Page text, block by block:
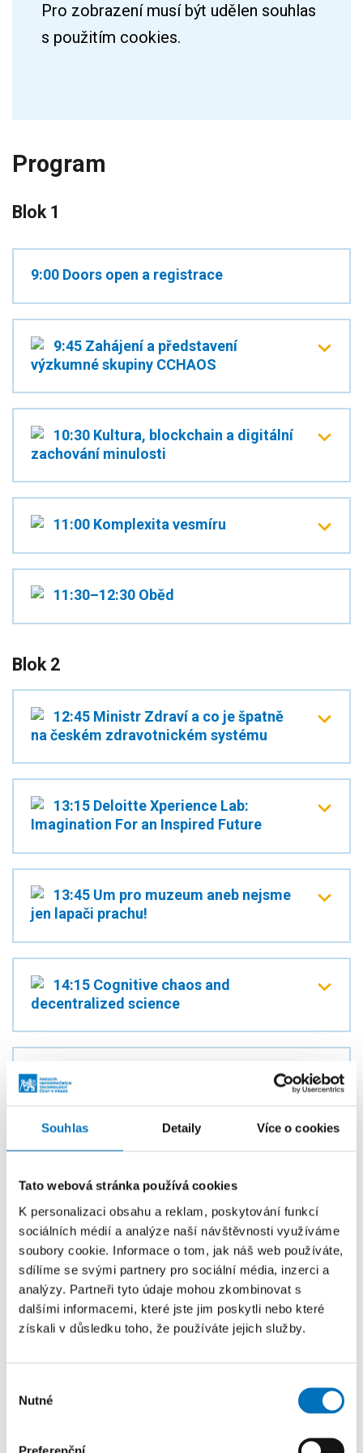
Souhlas Detaily Více o cookies
Tato webová stránka používá cookies
K personalizaci obsahu a reklam, poskytování funkcí
sociálních médií a analýze naší návštěvnosti využíváme
soubory cookie. Informace o tom, jak náš web používáte,
sdílíme se svými partnery pro sociální média, inzerci a
analýzy. Partneři tyto údaje mohou zkombinovat s
dalšími informacemi, které jste jim poskytli nebo které
získali v důsledku toho, že používáte jejich služby.
souhlasu
Nutné
Preferenční
Program
Blok 1
9:00 Doors open a registrace
9:45 Zahájení a představení
výzkumné skupiny CCHAOS
10:30 Kultura, blockchain a digitální
zachování minulosti
11:00 Komplexita vesmíru
11:30–12:30 Oběd
Blok 2
12:45 Ministr Zdraví a co je špatně
na českém zdravotnickém systému
13:15 Deloitte Xperience Lab:
Imagination For an Inspired Future
13:45 Um pro muzeum aneb nejsme
jen lapači prachu!
14:15 Cognitive chaos and
decentralized science
14:45–15:15 Přestávka
15:30 Malé a velké třesky na LHC
16:00 Keynote speech: The Rise,
Fall, and Rise Again of Bletchley Park
19:00 Ukončení konference